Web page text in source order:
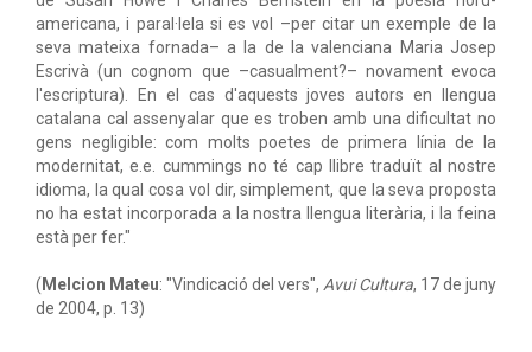
americana, i paral·lela si es vol –per citar un exemple de la
seva mateixa fornada– a la de la valenciana Maria Josep
Escrivà (un cognom que –casualment?– novament evoca
l'escriptura). En el cas d'aquests joves autors en llengua
catalana cal assenyalar que es troben amb una dificultat no
gens negligible: com molts poetes de primera línia de la
modernitat, e.e. cummings no té cap llibre traduït al nostre
idioma, la qual cosa vol dir, simplement, que la seva proposta
no ha estat incorporada a la nostra llengua literària, i la feina
està per fer."
( Melcion Mateu: "Vindicació del vers", Avui Cultura, 17 de juny
de 2004, p. 13)